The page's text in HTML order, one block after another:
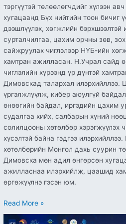
тэргүүтэй төлөөлөгчдийг хүлээн
хугацаанд Бүх нийтийн тоон бичиг
дээшлүүлэх, хөгжлийн бэрхшээлтэй
сурталчилгаа, цахим орчны зөв,
сайжруулах чиглэлээр НҮБ-ийн
хамтран ажилласан. Н.Учрал сайд
чиглэлийн хүрээнд үр дүнтэй
Димовскад талархал илэрхийллээ.
үргэлжлүүлж, кибер аюулгүй
өнөөгийн байдал, иргэдийн цахим
судалгаа хийх, салбарын хүний
солилцооны хөтөлбөр хэрэгжүүлэх
хүсэлтэй байна гэдгээ
хөтөлбөрийн Монгол дахь суурин
Димовска мөн адил өнгөрсөн
ажилласнаа илэрхийлж, цаашид
өргөжүүлнэ гэсэн юм.
Read More »
Бүс